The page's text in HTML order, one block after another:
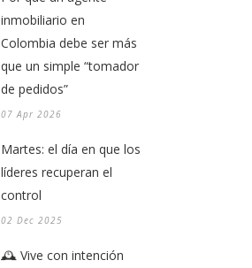
inmobiliario en
Colombia debe ser más
que un simple “tomador
de pedidos”
07 Apr 2026
Martes: el día en que los
líderes recuperan el
control
02 Dec 2025
🕰️ Vive con intención